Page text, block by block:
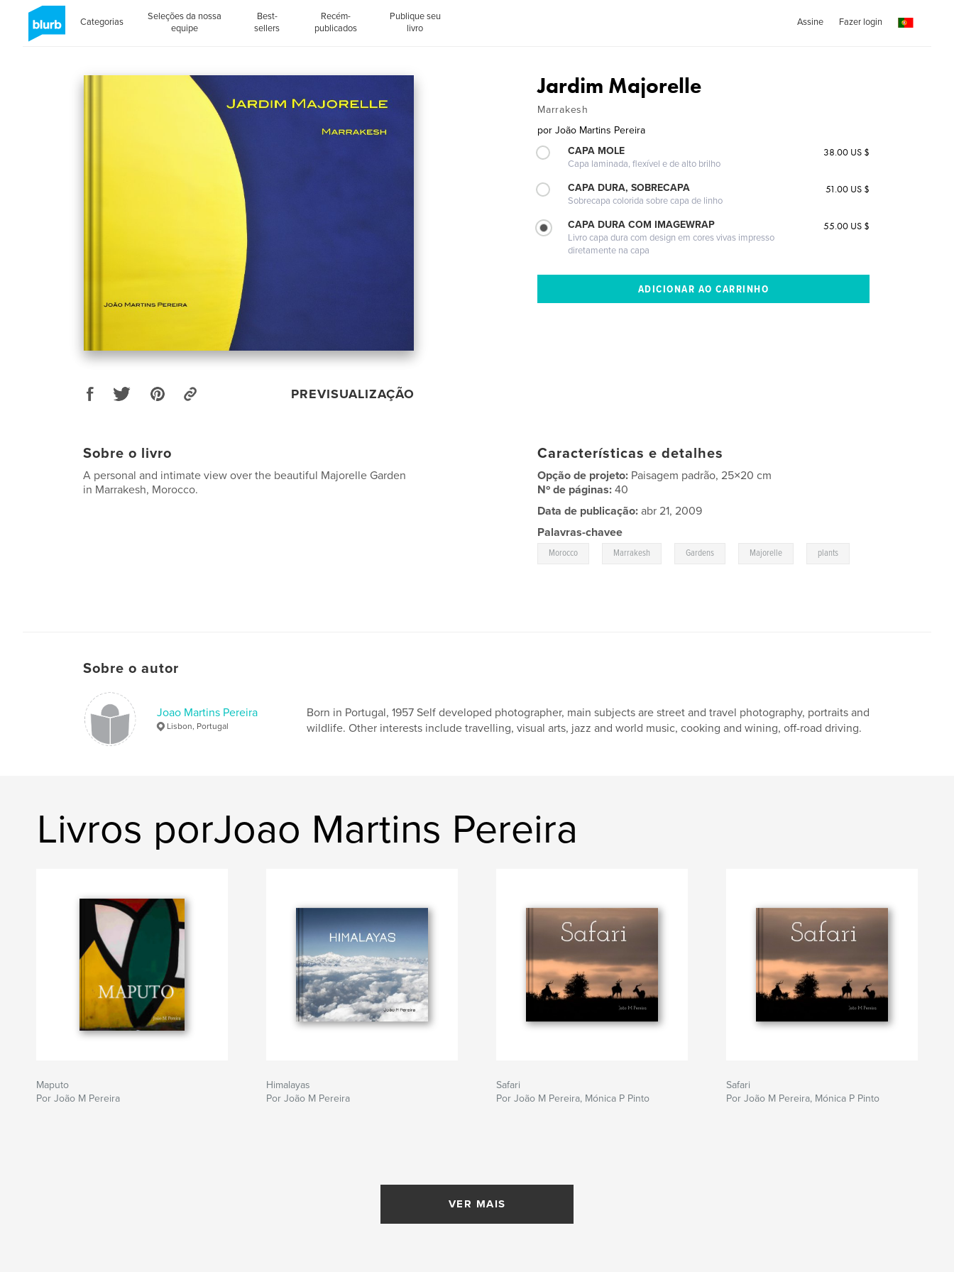
Categorias
Seleções da nossa
equipe
Best-
sellers
Recém-
publicados
Publique seu
livro
Assine Fazer login
PREVISUALIZAÇÃO
Jardim Majorelle
Marrakesh
por João Martins Pereira
CAPA MOLE
Capa laminada, flexível e de alto brilho
38.00 US $
CAPA DURA, SOBRECAPA
Sobrecapa colorida sobre capa de linho
51.00 US $
CAPA DURA COM IMAGEWRAP
Livro capa dura com design em cores vivas impresso
diretamente na capa
55.00 US $
Sobre o livro
A personal and intimate view over the beautiful Majorelle Garden
in Marrakesh, Morocco.
Características e detalhes
Opção de projeto: Paisagem padrão, 25×20 cm
Nº de páginas:40
Data de publicação: abr 21, 2009
Palavras-chavee
Morocco Marrakesh Gardens Majorelle plants
Sobre o autor
Joao Martins Pereira
Lisbon, Portugal
Born in Portugal, 1957 Self developed photographer, main subjects are street and travel photography, portraits and
wildlife. Other interests include travelling, visual arts, jazz and world music, cooking and wining, off-road driving.
Livros porJoao Martins Pereira
Maputo
Por João M Pereira
Himalayas
Por João M Pereira
Safari
Por João M Pereira, Mónica P Pinto
Safari
Por João M Pereira, Mónica P Pinto
VER MAIS